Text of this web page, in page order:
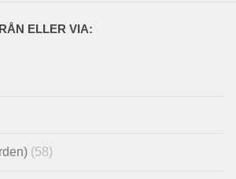
ELLER VIA:
(58)